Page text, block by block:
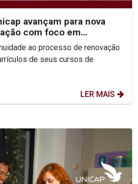
avançam para nova
com foco em
habilidadesao processo de renovação
de seus cursos de
LER MAIS